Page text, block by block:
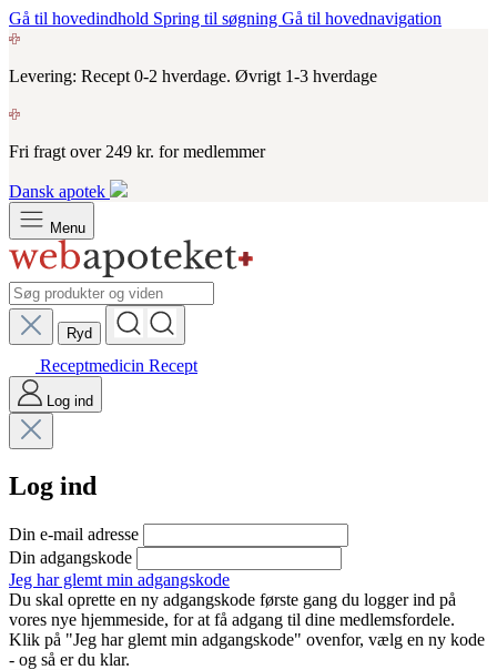
Gå til hovedindhold Spring til søgning Gå til hovednavigation
Levering: Recept 0-2 hverdage. Øvrigt 1-3 hverdage
Fri fragt over 249 kr. for medlemmer
Dansk apotek
Menu
Ryd
Receptmedicin Recept
Log ind
Log ind
Din e-mail adresse
Din adgangskode
Jeg har glemt min adgangskode
Du skal oprette en ny adgangskode første gang du logger ind på
vores nye hjemmeside, for at få adgang til dine medlemsfordele.
Klik på "Jeg har glemt min adgangskode" ovenfor, vælg en ny kode
- og så er du klar.